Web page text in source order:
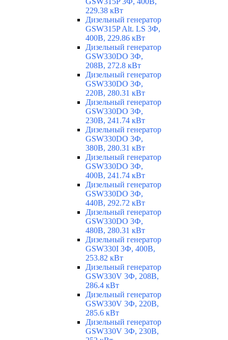
229.38 кВт
Дизельный генератор
GSW315P Alt. LS 3Ф,
400В, 229.86 кВт
Дизельный генератор
GSW330DO 3Ф,
208В, 272.8 кВт
Дизельный генератор
GSW330DO 3Ф,
220В, 280.31 кВт
Дизельный генератор
GSW330DO 3Ф,
230В, 241.74 кВт
Дизельный генератор
GSW330DO 3Ф,
380В, 280.31 кВт
Дизельный генератор
GSW330DO 3Ф,
400В, 241.74 кВт
Дизельный генератор
GSW330DO 3Ф,
440В, 292.72 кВт
Дизельный генератор
GSW330DO 3Ф,
480В, 280.31 кВт
Дизельный генератор
GSW330I 3Ф, 400В,
253.82 кВт
Дизельный генератор
GSW330V 3Ф, 208В,
286.4 кВт
Дизельный генератор
GSW330V 3Ф, 220В,
285.6 кВт
Дизельный генератор
GSW330V 3Ф, 230В,